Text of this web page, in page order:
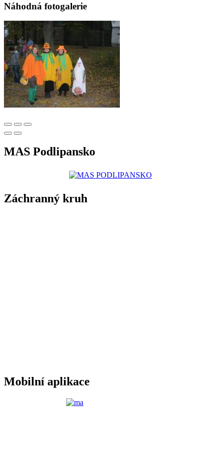
Náhodná fotogalerie
MAS Podlipansko
Záchranný kruh
Mobilní aplikace